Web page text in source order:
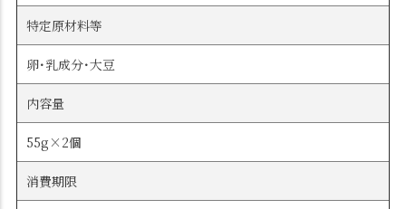
特定原材料等
卵･乳成分･大豆
内容量
55g×2個
消費期限